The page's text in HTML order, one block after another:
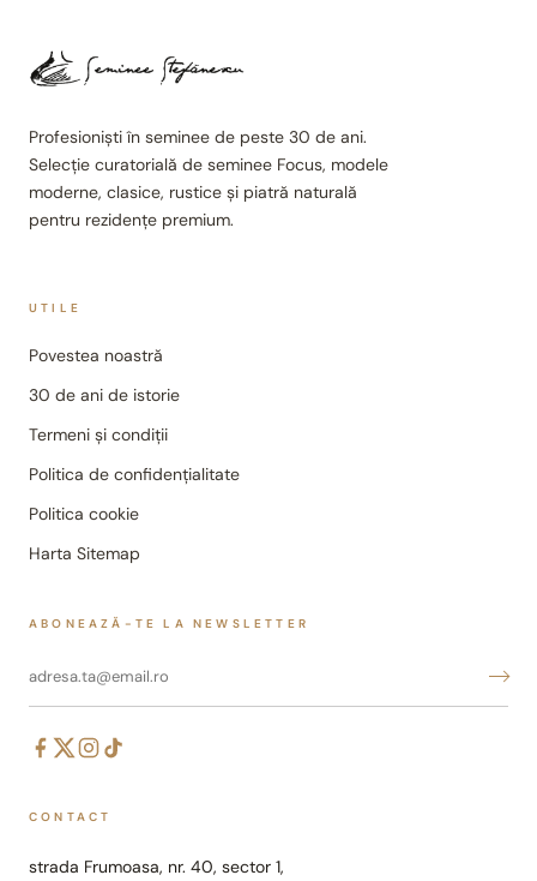
Profesioniști în seminee de peste 30 de ani.
Selecție curatorială de seminee Focus, modele
moderne, clasice, rustice și piatră naturală
pentru rezidențe premium.
UTILE
Povestea noastră
30 de ani de istorie
Termeni și condiții
Politica de confidențialitate
Politica cookie
Harta Sitemap
ABONEAZĂ-TE LA NEWSLETTER
CONTACT
strada Frumoasa, nr. 40, sector 1,